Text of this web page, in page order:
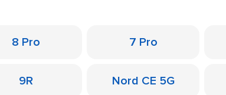
8 Pro 7 Pro
9R Nord CE 5G